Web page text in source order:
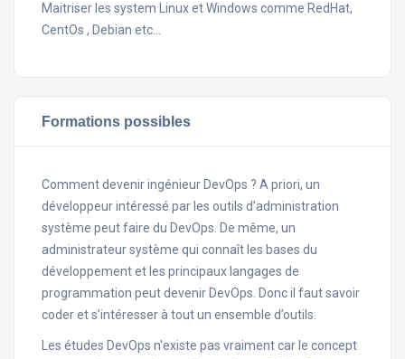
Maitriser les system Linux et Windows comme RedHat,
CentOs , Debian etc...
Formations possibles
Comment devenir ingénieur DevOps ? A priori, un
développeur intéressé par les outils d’administration
système peut faire du DevOps. De même, un
administrateur système qui connaît les bases du
développement et les principaux langages de
programmation peut devenir DevOps. Donc il faut savoir
coder et s’intéresser à tout un ensemble d’outils.
Les études DevOps n'existe pas vraiment car le concept